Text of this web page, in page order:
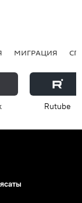
МИГРАЦИЯ
Rutube